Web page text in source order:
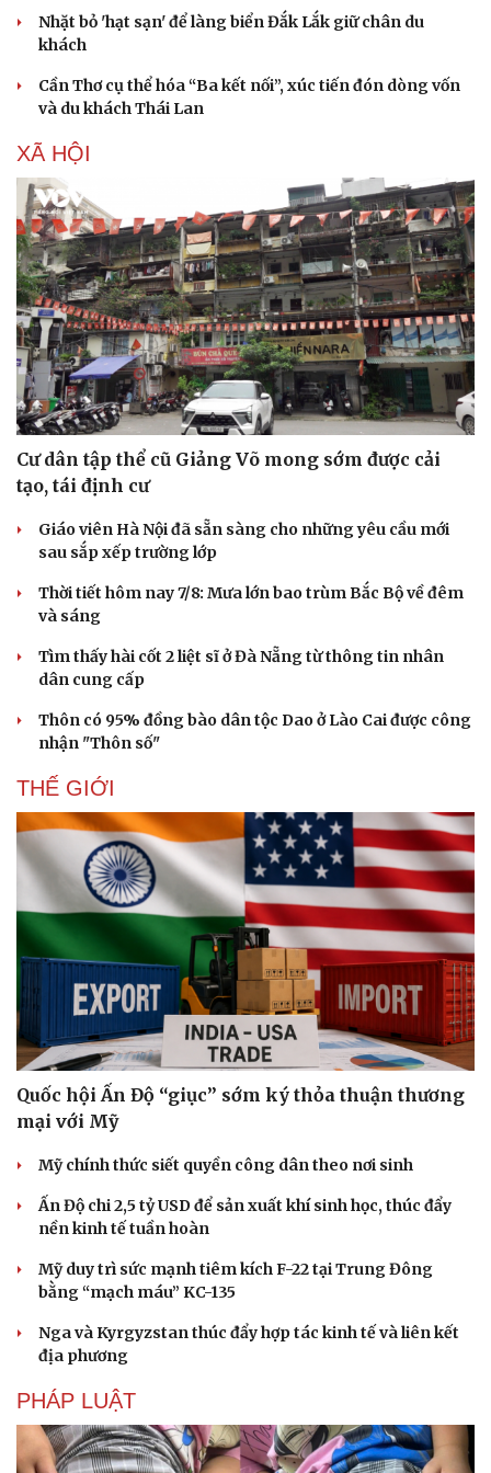
Du lịch
Tư vấn
Săn Tour
check-in
Podcast
Câu chuyện thời sự
Đọc truyện đêm khuya
Cửa sổ tình yêu
Nhặt bỏ 'hạt sạn' để làng biển Đắk Lắk giữ chân du
khách
Cần Thơ cụ thể hóa “Ba kết nối”, xúc tiến đón dòng vốn
và du khách Thái Lan
XÃ HỘI
Cư dân tập thể cũ Giảng Võ mong sớm được cải
tạo, tái định cư
Giáo viên Hà Nội đã sẵn sàng cho những yêu cầu mới
sau sắp xếp trường lớp
Thời tiết hôm nay 7/8: Mưa lớn bao trùm Bắc Bộ về đêm
và sáng
Tìm thấy hài cốt 2 liệt sĩ ở Đà Nẵng từ thông tin nhân
dân cung cấp
Thôn có 95% đồng bào dân tộc Dao ở Lào Cai được công
nhận "Thôn số"
THẾ GIỚI
Quốc hội Ấn Độ “giục” sớm ký thỏa thuận thương
mại với Mỹ
Mỹ chính thức siết quyền công dân theo nơi sinh
Ấn Độ chi 2,5 tỷ USD để sản xuất khí sinh học, thúc đẩy
nền kinh tế tuần hoàn
Mỹ duy trì sức mạnh tiêm kích F-22 tại Trung Đông
bằng “mạch máu” KC-135
Nga và Kyrgyzstan thúc đẩy hợp tác kinh tế và liên kết
địa phương
PHÁP LUẬT